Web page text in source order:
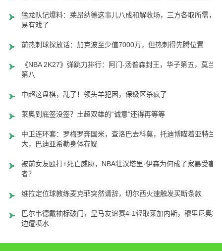
猛龙队记爆料：莱昂纳德这事儿八成和解收场，三方各取所需，交
易有戏了
前热刺球探放话：加克波至少值7000万，但热刺得先腾位置
《NBA 2K27》弹跳力排行：阿门-汤普森封王，华子第五，莫兰特
第八
中超这盘棋，乱了！领头羊犯困，保级区杀疯了
莱奥到底签没签？土超双雄的“诚意”还得再等等
中卫连环套：罗梅罗奔国米，查洛巴去科莫，托迪博瞄着亚特兰
大，巴迪亚希勒身体存疑
被前女友殴打+死亡威胁，NBA壮汉塔里·伊森为何成了家暴受害
者？
维拉定位球教练麦克菲突然请辞，切尔西火速触发买断条款
巴尔韦德戴袖标破门，皇马友谊赛4-1轻取莱加内斯，穆里尼奥场
边遭喷水